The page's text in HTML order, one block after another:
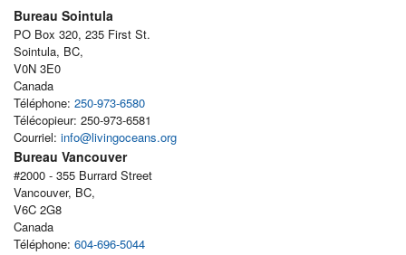
Bureau Sointula
PO Box 320, 235 First St.
Sointula, BC,
V0N 3E0
Canada
Téléphone: 250-973-6580
Télécopieur: 250-973-6581
Courriel: info@livingoceans.org
Bureau Vancouver
#2000 - 355 Burrard Street
Vancouver, BC,
V6C 2G8
Canada
Téléphone: 604-696-5044